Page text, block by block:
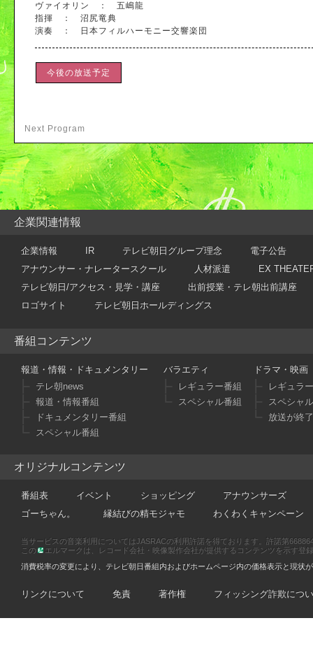
ヴァイオリン ： 五嶋龍
指揮 ： 沼尻竜典
演奏 ： 日本フィルハーモニー交響楽団
今後の放送予定
Next Program
企業関連情報
企業情報 IR テレビ朝日グループ理念
電子公告
アナウンサー・ナレータースクール
人材派遣
EX
テレビ朝日/アクセス・見学・講座
出前授業・テレ朝出前講座
ロゴサイト
テレビ朝日ホールディングス
番組コンテンツ
報道・情報・ドキュメンタリー
テレ朝news
報道・情報番組
ドキュメンタリー番組
スペシャル番組
バラエティ
レギュラー番組
スペシャル番組
ドラマ・映画
レギュラ
スペシャ
放送が終
オリジナルコンテンツ
番組表 イベント ショッピング
アナウンサーズ
ゴーちゃん。
縁結びの精モジャモ わくわくキャンペーン
当サービスの音楽利用についてはJASRACの利用許諾を得ております。許諾第
この
エルマークは、レコード会社・映像製作会社が提供するコンテンツを示す登
消費税率の変更により、テレビ朝日番組内およびホームページ内の価格表示と現状
リンクについて 免責 著作権 フィッシング詐欺につ